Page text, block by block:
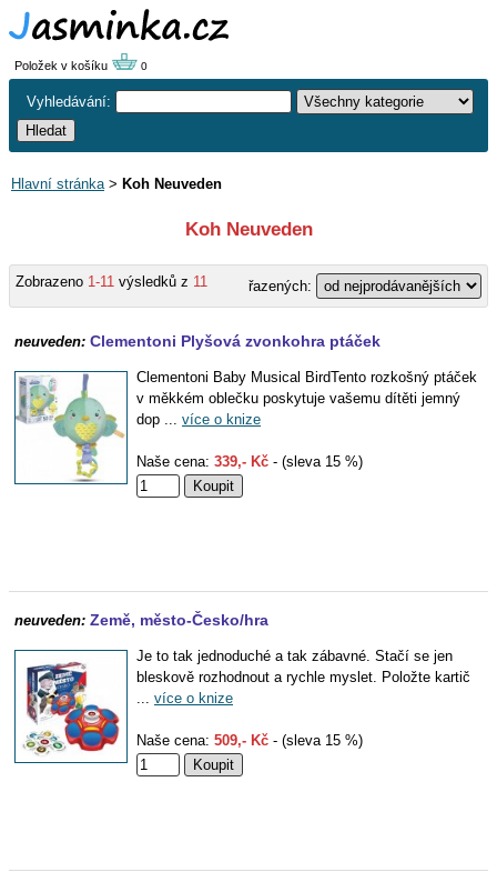
Položek v košíku 0
Vyhledávání:
Hlavní stránka> Koh Neuveden
Koh Neuveden
Zobrazeno 1-11 výsledků z 11 řazených:
neuveden: Clementoni Plyšová zvonkohra ptáček
Clementoni Baby Musical BirdTento rozkošný ptáček
v měkkém oblečku poskytuje vašemu dítěti jemný
dop ... více o knize
Naše cena: 339,- Kč - (sleva 15 %)
neuveden: Země, město-Česko/hra
Je to tak jednoduché a tak zábavné. Stačí se jen
bleskově rozhodnout a rychle myslet. Položte kartič
... více o knize
Naše cena: 509,- Kč - (sleva 15 %)